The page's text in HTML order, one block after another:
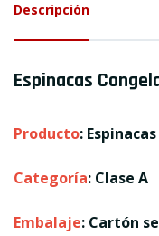
Descripción
Espinacas
Producto:
Categoría: Clase A
Embalaje: Cartón